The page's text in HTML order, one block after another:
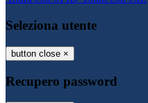
Seleziona utente
button close ×
Recupero password